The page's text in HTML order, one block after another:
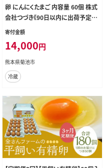
卵 にんにくたまご 内容量 60個 株式
会社つづき《90日以内に出荷予定
(土日祝除く)》熊本県 菊池市 卵 たま
冷蔵 送料無料---064-2051---
寄付金額
14,000円
熊本県菊池市
冷蔵